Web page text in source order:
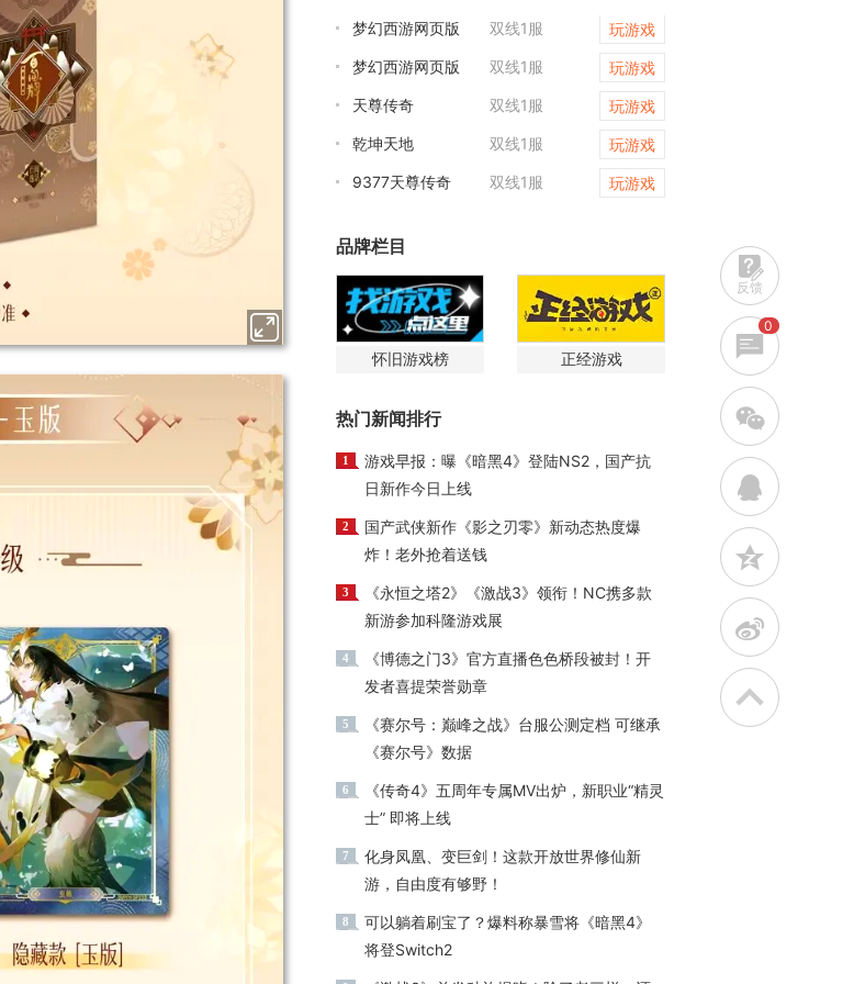
梦幻西游网页版 双线1服
玩游戏
梦幻西游网页版
双线1服
玩游戏
天尊传奇
双线1服
玩游戏
乾坤天地
双线1服
玩游戏
9377天尊传奇
双线1服 玩游戏
品牌栏目
怀旧游戏榜 正经游戏
热门新闻排行
1
游戏早报：曝《暗黑4》登陆NS2，国产抗
日新作今日上线
2
国产武侠新作《影之刃零》新动态热度爆
炸！老外抢着送钱
3
《永恒之塔2》《激战3》领衔！NC携多款
新游参加科隆游戏展
4
《博德之门3》官方直播色色桥段被封！开
发者喜提荣誉勋章
5
《赛尔号：巅峰之战》台服公测定档 可继承
《赛尔号》数据
6
《传奇4》五周年专属MV出炉，新职业“精灵
士” 即将上线
7
化身凤凰、变巨剑！这款开放世界修仙新
游，自由度有够野！
8
可以躺着刷宝了？爆料称暴雪将《暗黑4》
将登Switch2
反馈
0
w
q
z
t